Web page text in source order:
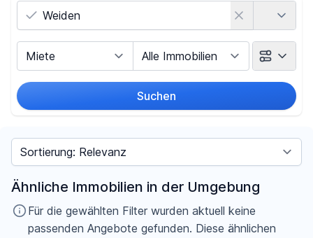
Suchen
Preis
Sortieren nach
Ähnliche Immobilien in der Umgebung
Für die gewählten Filter wurden aktuell keine
passenden Angebote gefunden. Diese ähnlichen